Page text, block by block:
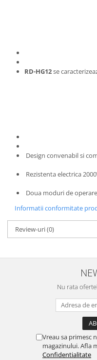
RD-HG12se
Design convenabil si
Rezistenta electrica
Doua moduri de
Informatii conformitate
Review-uri(0)
Nu rata
Vreau sa primesc
magazinului. Afla
Confidentialitate